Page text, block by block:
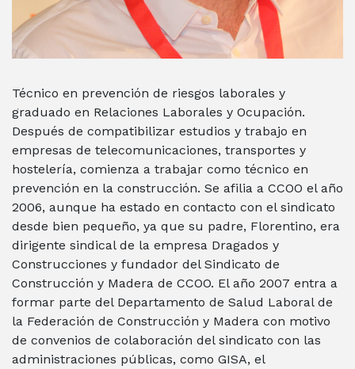
Técnico en prevención de riesgos laborales y
graduado en Relaciones Laborales y Ocupación.
Después de compatibilizar estudios y trabajo en
empresas de telecomunicaciones, transportes y
hostelería, comienza a trabajar como técnico en
prevención en la construcción. Se afilia a CCOO el año
2006, aunque ha estado en contacto con el sindicato
desde bien pequeño, ya que su padre, Florentino, era
dirigente sindical de la empresa Dragados y
Construcciones y fundador del Sindicato de
Construcción y Madera de CCOO. El año 2007 entra a
formar parte del Departamento de Salud Laboral de
la Federación de Construcción y Madera con motivo
de convenios de colaboración del sindicato con las
administraciones públicas, como GISA, el